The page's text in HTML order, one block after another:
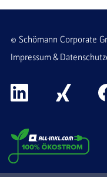
© Schömann Corporate
Impressum &